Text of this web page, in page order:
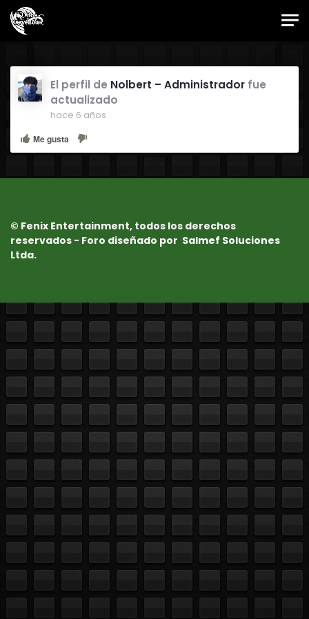
Skip to main content
Foro Oficial JES
El perfil de Nolbert – Administrador fue
actualizado
hace 6 años
Me gusta
© Fenix Entertainment, todos los derechos
reservados - Foro diseñado por Salmef Soluciones
Ltda.